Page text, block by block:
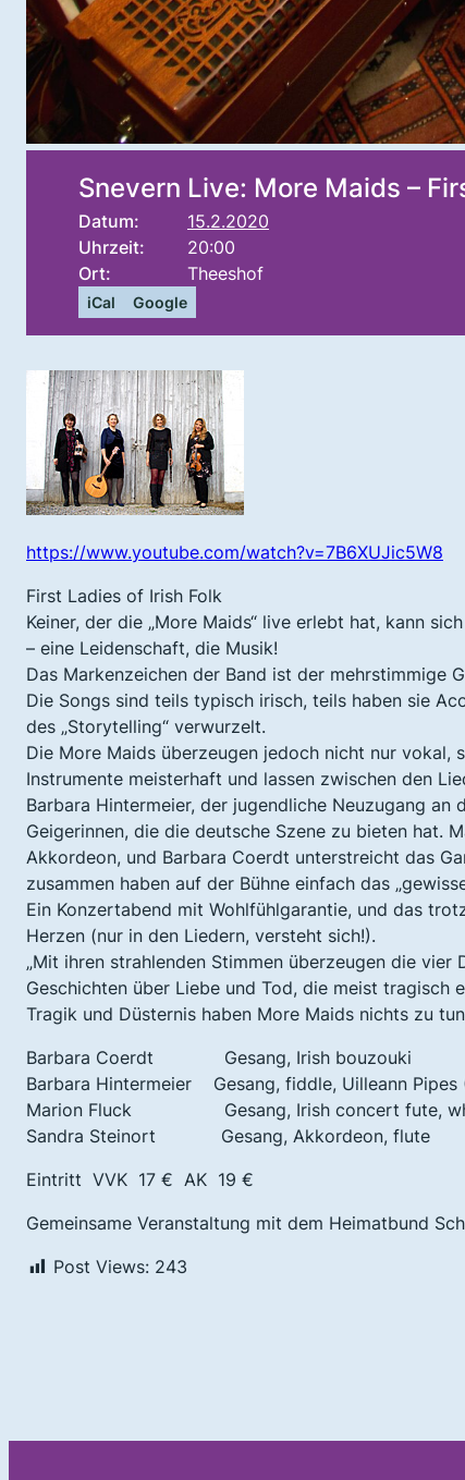
Snevern Live: More Maids –
Datum:
15.2.2020
Uhrzeit:
20:00
Ort:
Theeshof
iCal Google
https://www.youtube.com/watch?v=7B6XUJic5W8
First Ladies of Irish Folk
Keiner, der die „More Maids“ live erlebt hat, kann
– eine Leidenschaft, die Musik!
Das Markenzeichen der Band ist der mehrstimmige
Die Songs sind teils typisch irisch, teils haben sie
des „Storytelling“ verwurzelt.
Die More Maids überzeugen jedoch nicht nur vokal,
Instrumente meisterhaft und lassen zwischen den
Barbara Hintermeier, der jugendliche Neuzugang
Geigerinnen, die die deutsche Szene zu bieten hat.
Akkordeon, und Barbara Coerdt unterstreicht das
zusammen haben auf der Bühne einfach das
Ein Konzertabend mit Wohlfühlgarantie, und das
Herzen (nur in den Liedern, versteht sich!).
„Mit ihren strahlenden Stimmen überzeugen die
Geschichten über Liebe und Tod, die meist
Tragik und Düsternis haben More Maids nichts zu
Barbara Coerdt Gesang, Irish bouzouki
Barbara Hintermeier Gesang, fiddle, Uilleann Pipes
Marion Fluck Gesang, Irish concert fute,
Sandra Steinort Gesang, Akkordeon, flute
Eintritt VVK 17 € AK 19 €
Gemeinsame Veranstaltung mit dem Heimatbund
Post Views: 243